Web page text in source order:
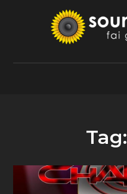
Soundflower.it
Fai Girare Musica
Tag: